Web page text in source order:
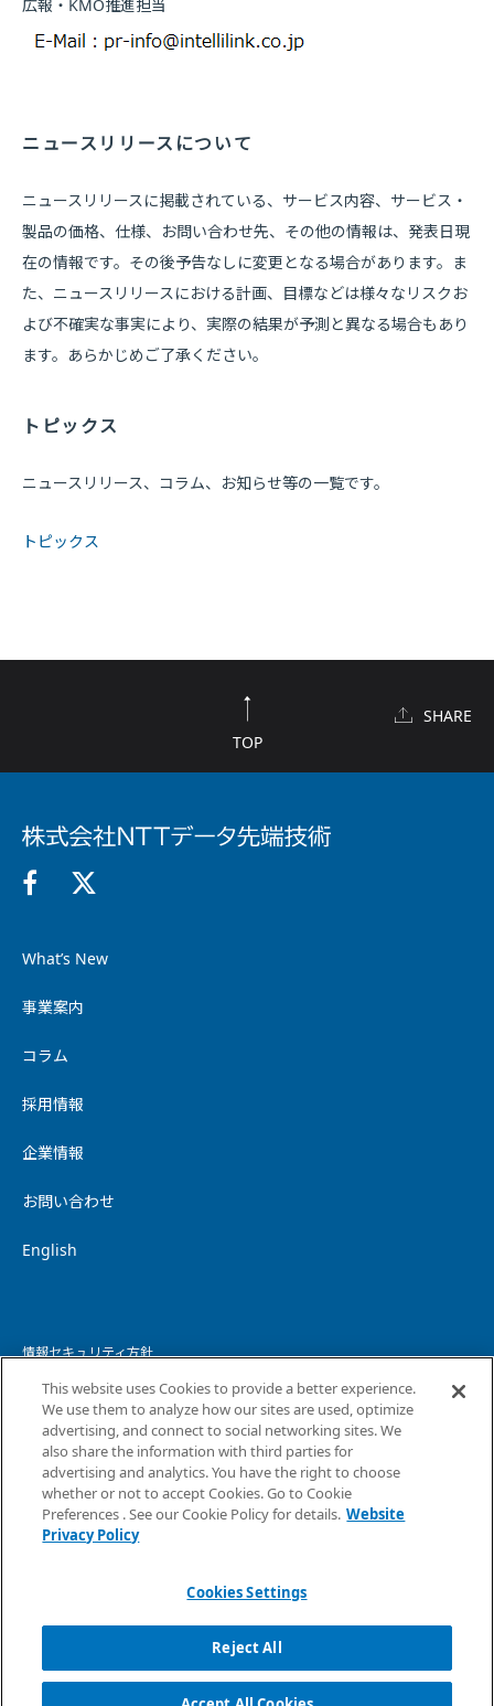
広報・KMO推進担当
ニュースリリースについて
ニュースリリースに掲載されている、サービス内容、サービス・
製品の価格、仕様、お問い合わせ先、その他の情報は、発表日現
在の情報です。その後予告なしに変更となる場合があります。ま
た、ニュースリリースにおける計画、目標などは様々なリスクお
よび不確実な事実により、実際の結果が予測と異なる場合もあり
ます。あらかじめご了承ください。
トピックス
ニュースリリース、コラム、お知らせ等の一覧です。
トピックス
TOP
SHARE
What’s New
事業案内
コラム
採用情報
企業情報
お問い合わせ
English
情報セキュリティ方針
個人情報保護方針
個人情報の取り扱いについて
ウェブサイトプライバシーポリシー
コピーライト・免責事項
This website uses Cookies to provide a better experience.
We use them to analyze how our sites are used, optimize
advertising, and connect to social networking sites. We
also share the information with third parties for
advertising and analytics. You have the right to choose
whether or not to accept Cookies. Go to Cookie
Preferences . See our Cookie Policy for details. Website
Privacy Policy
Cookies Settings
Reject All